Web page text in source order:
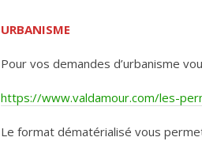
URBANISME
Pour vos demandes d’urbanisme
https://www.valdamour.com/les-
Le format dématérialisé vous